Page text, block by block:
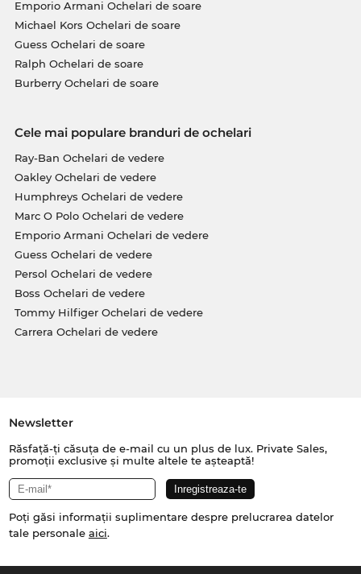
Emporio Armani Ochelari de soare
Michael Kors Ochelari de soare
Guess Ochelari de soare
Ralph Ochelari de soare
Burberry Ochelari de soare
Cele mai populare branduri de ochelari
Ray-Ban Ochelari de vedere
Oakley Ochelari de vedere
Humphreys Ochelari de vedere
Marc O Polo Ochelari de vedere
Emporio Armani Ochelari de vedere
Guess Ochelari de vedere
Persol Ochelari de vedere
Boss Ochelari de vedere
Tommy Hilfiger Ochelari de vedere
Carrera Ochelari de vedere
Newsletter
Răsfață-ți căsuța de e-mail cu un plus de lux. Private Sales,
promoții exclusive și multe altele te așteaptă!
Poți găsi informații suplimentare despre prelucrarea datelor
tale personale aici.